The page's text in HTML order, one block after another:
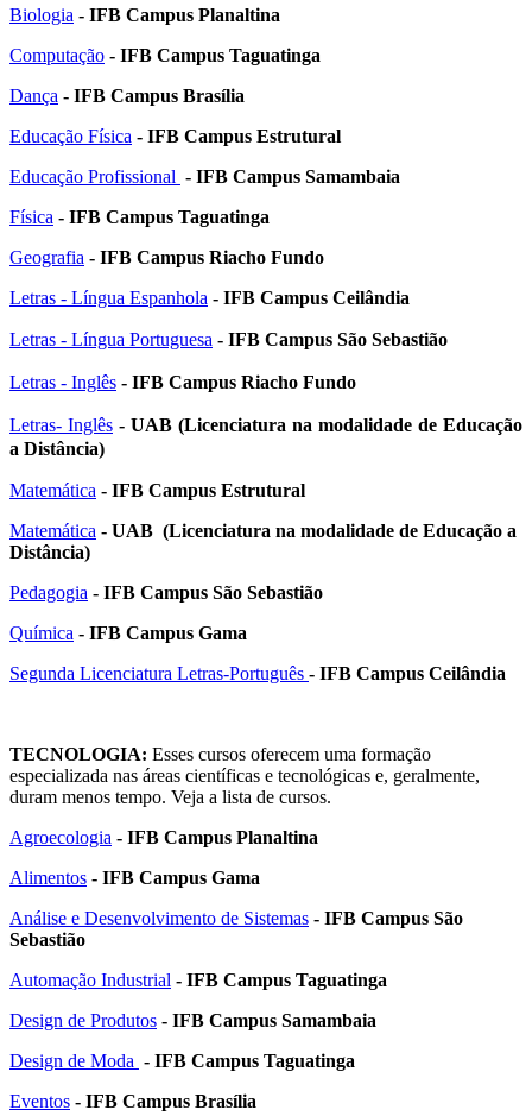
Biologia - IFB Campus Planaltina
Computação - IFB Campus Taguatinga
Dança - IFB Campus Brasília
Educação Física - IFB Campus Estrutural
Educação Profissional - IFB Campus Samambaia
Física - IFB Campus Taguatinga
Geografia - IFB Campus Riacho Fundo
Letras - Língua Espanhola - IFB Campus Ceilândia
Letras - Língua Portuguesa - IFB Campus São Sebastião
Letras - Inglês - IFB Campus Riacho Fundo
Letras- Inglês - UAB (Licenciatura na modalidade de Educação
a Distância)
Matemática - IFB Campus Estrutural
Matemática - UAB (Licenciatura na modalidade de Educação a
Distância)
Pedagogia - IFB Campus São Sebastião
Química - IFB Campus Gama
Segunda Licenciatura Letras-Português - IFB Campus Ceilândia
TECNOLOGIA: Esses cursos oferecem uma formação
especializada nas áreas científicas e tecnológicas e, geralmente,
duram menos tempo. Veja a lista de cursos.
Agroecologia - IFB Campus Planaltina
Alimentos - IFB Campus Gama
Análise e Desenvolvimento de Sistemas - IFB Campus São
Sebastião
Automação Industrial - IFB Campus Taguatinga
Design de Produtos - IFB Campus Samambaia
Design de Moda - IFB Campus Taguatinga
Eventos - IFB Campus Brasília